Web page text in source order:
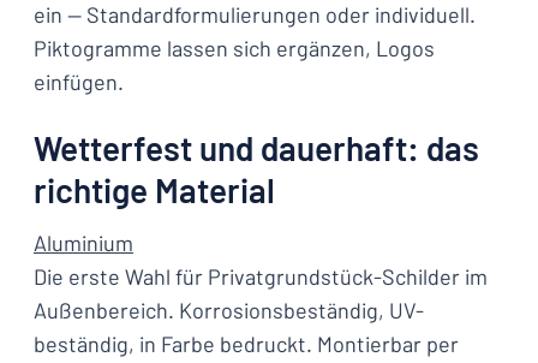
ein — Standardformulierungen oder individuell.
Piktogramme lassen sich ergänzen, Logos
einfügen.
Wetterfest und dauerhaft: das
richtige Material
Aluminium
Die erste Wahl für Privatgrundstück-Schilder im
Außenbereich. Korrosionsbeständig, UV-
beständig, in Farbe bedruckt. Montierbar per